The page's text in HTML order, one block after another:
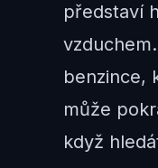
představí
benzince,
může
když